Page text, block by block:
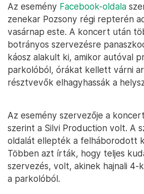
Az esemény Facebook-oldala
zenekar Pozsony régi repterén
vasárnap este. A koncert után
botrányos szervezésre
káosz alakult ki, amikor autóval
parkolóból, órákat kellett várni
résztvevők elhagyhassák a
Az esemény szervezője a koncert
szerint a Silvi Production volt. A
oldalát ellepték a felháborodott
Többen azt írták, hogy teljes
szervezés, volt, akinek hajnali 4-
a parkolóból.